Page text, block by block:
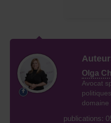
Olga
Avocat
domaine
publications: